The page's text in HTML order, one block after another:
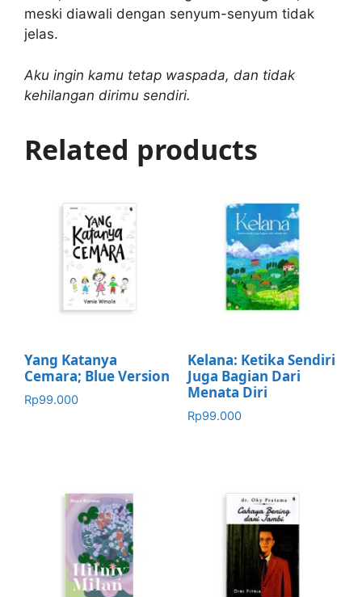
meski diawali dengan senyum-senyum tidak
jelas.
Aku ingin kamu tetap waspada, dan tidak
kehilangan dirimu sendiri.
Related products
Yang Katanya
Cemara; Blue Version
Rp99.000
Kelana: Ketika Sendiri
Juga Bagian Dari
Menata Diri
Rp99.000